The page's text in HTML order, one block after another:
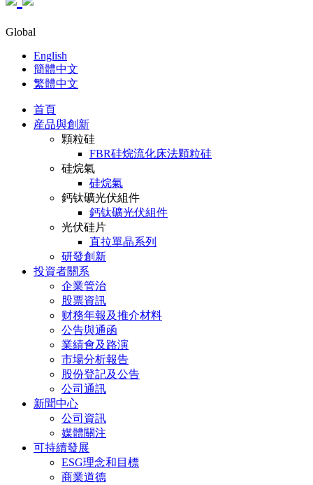
Global
English
簡體中文
繁體中文
首頁
産品與創新
顆粒硅
FBR硅烷流化床法顆粒硅
硅烷氣
硅烷氣
鈣钛礦光伏組件
鈣钛礦光伏組件
光伏硅片
直拉單晶系列
研發創新
投資者關系
企業管治
股票資訊
财務年報及推介材料
公告與通函
業績會及路演
市場分析報告
股份登記及公告
公司通訊
新聞中心
公司資訊
媒體關注
可持續發展
ESG理念和目標
商業道德